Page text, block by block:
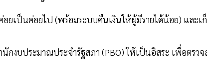
อยเป็นค่อยไป (พร้อมระบบคืนเงินให้ผู้มีรายได้น้อย) และเ
กงบประมาณประจำรัฐสภา (PBO) ให้เป็นอิสระ เพื่อตรวจ